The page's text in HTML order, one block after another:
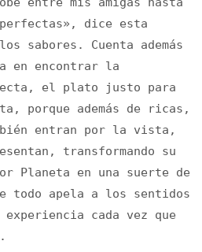
dice esta
sabores. Cuenta además
en encontrar la
el plato justo para
porque además de ricas,
entran por la vista,
transformando su
Planeta en una suerte de
todo apela a los sentidos
cada vez que